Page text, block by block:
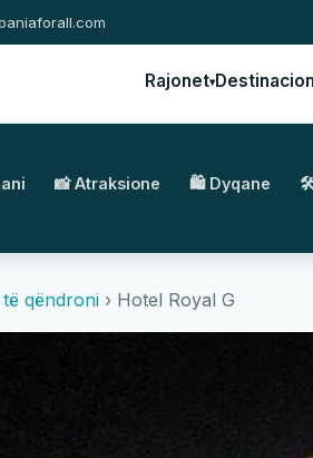
Rajonet▾
📸 Atraksione 🛍️ Dyqane
të qëndroni › Hotel Royal G